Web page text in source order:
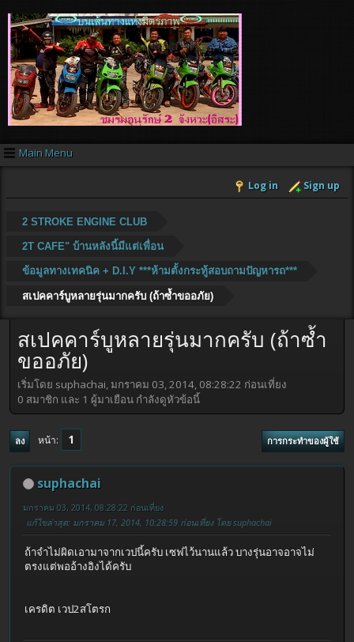
Main Menu
Log in Sign up
2 STROKE ENGINE CLUB
2T CAFE" บ้านหลังนี้มีแต่เพื่อน
ข้อมูลทางเทคนิค + D.I.Y ***ห้ามตั้งกระทู้สอบถามปัญหารถ***
สเปคคาร์บูหลายรุ่นมากครับ (ถ้าซ้ำขออภัย)
สเปคคาร์บูหลายรุ่นมากครับ (ถ้าซ้ำ
ขออภัย)
เริ่มโดย suphachai, มกราคม 03, 2014, 08:28:22 ก่อนเที่ยง
0 สมาชิก และ 1 ผู้มาเยือน กำลังดูหัวข้อนี้
ลง หน้า 1 การกระทำของผู้ใช้
suphachai
มกราคม 03, 2014, 08:28:22 ก่อนเที่ยง
แก้ไขล่าสุด: มกราคม 17, 2014, 10:28:59 ก่อนเที่ยง โดย suphachai
ถ้าจำไม่ผิดเอามาจากเวปนี้ครับ เซฟไว้นานแล้ว บางรุ่นอาจอาจไม่
ตรงแต่พออ้างอิงได้ครับ
เครดิต เวป2สโตรก